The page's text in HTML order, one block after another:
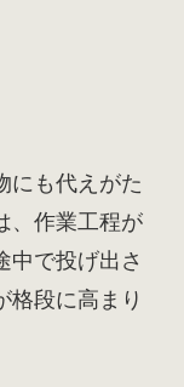
にも代えがた
、作業工程が
中で投げ出さ
格段に高まり